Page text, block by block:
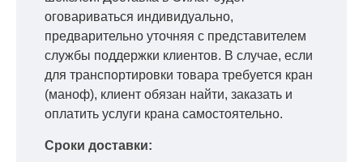
оговариваться индивидуально,
предварительно уточняя с представителем
службы поддержки клиентов. В случае, если
для транспортировки товара требуется кран
(маноф), клиент обязан найти, заказать и
оплатить услуги крана самостоятельно.
Сроки доставки: